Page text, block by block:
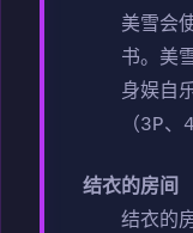
美雪会
书。 美
身娱自乐
（3P、
结衣的房间
结衣的